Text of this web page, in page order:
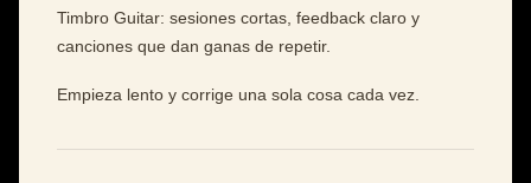
Timbro Guitar: sesiones cortas, feedback claro y
canciones que dan ganas de repetir.
Empieza lento y corrige una sola cosa cada vez.